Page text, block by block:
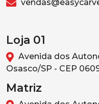
Loja 01
Avenida dos
Osasco/SP - CEP
Matriz